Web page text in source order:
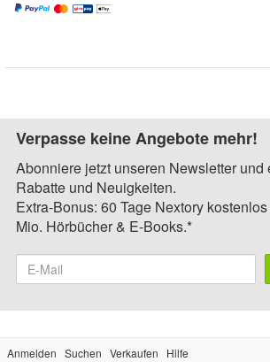
Verpasse keine Angebote mehr!
Abonniere jetzt unseren Newsletter
Rabatte und Neuigkeiten.
Extra-Bonus: 60 Tage Nextory
Mio. Hörbücher & E-Books.*
Anmelden Suchen Verkaufen
Hilfe